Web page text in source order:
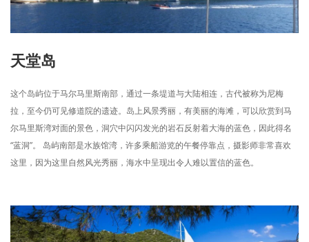
天堂岛
这个岛屿位于马尔马里斯南部，通过一条堤道与大陆相连，古代被称为尼梅
拉，至今仍可见修道院的遗迹。岛上风景秀丽，有美丽的海滩，可以欣赏到马
尔马里斯湾对面的景色，洞穴中闪闪发光的岩石反射着大海的蓝色，因此得名
“蓝洞”。 岛屿南部是水族馆湾，许多乘船游览的午餐停靠点，摄影师非常喜欢
这里，因为这里自然风光秀丽，海水中呈现出令人难以置信的蓝色。